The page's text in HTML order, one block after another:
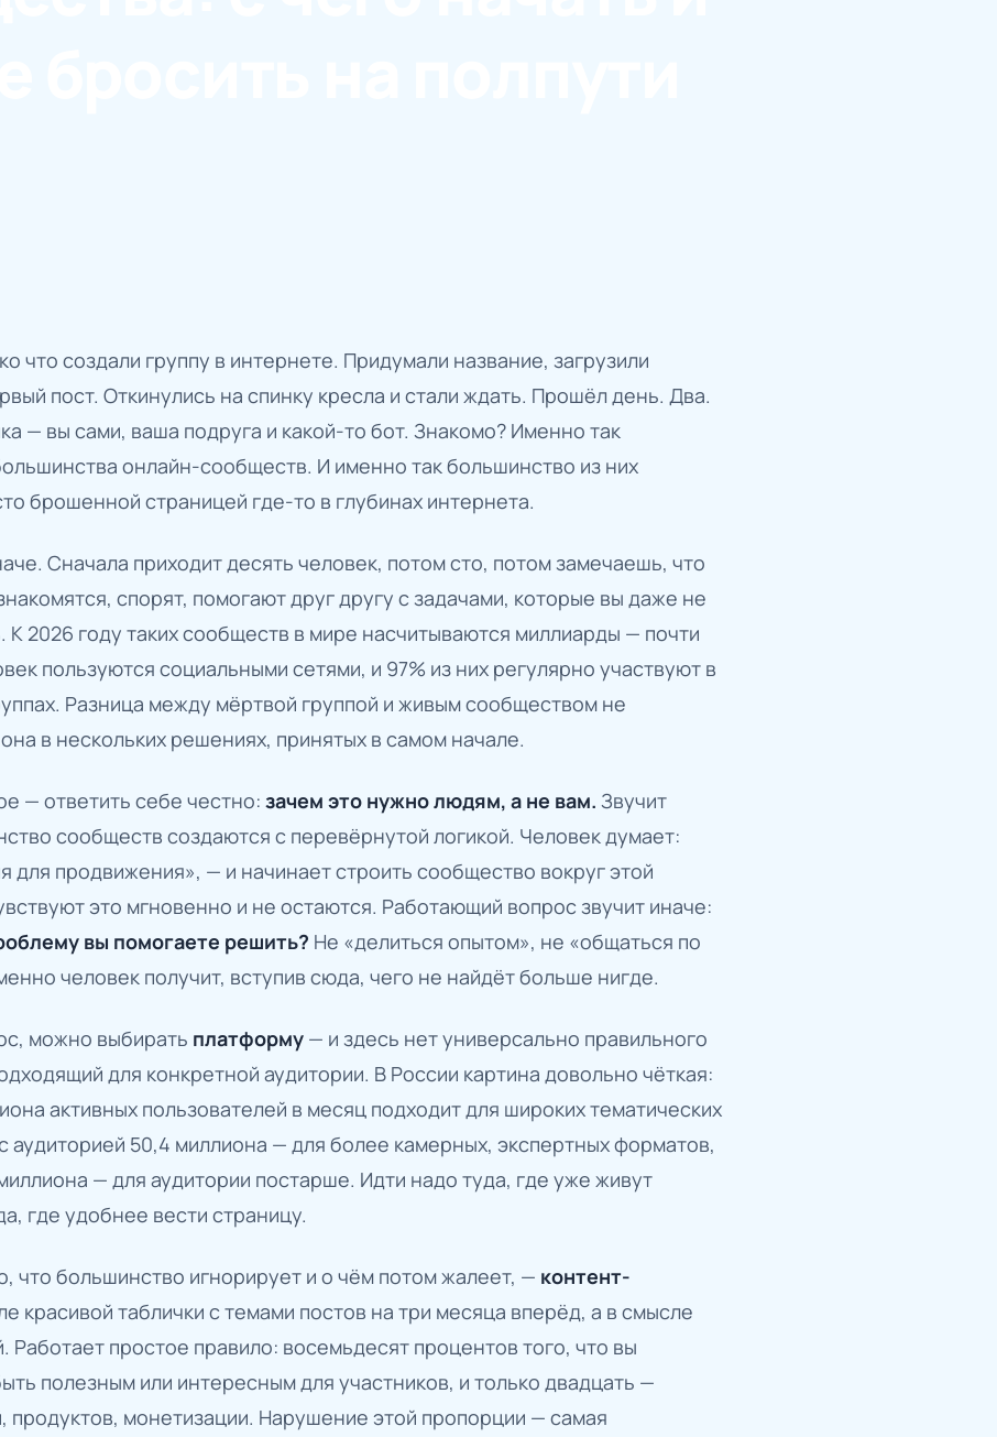
что создали группу в интернете. Придумали название, загрузили
пост. Откинулись на спинку кресла и стали ждать. Прошёл день. Два.
— вы сами, ваша подруга и какой-то бот. Знакомо? Именно так
онлайн-сообществ. И именно так большинство из них
брошенной страницей где-то в глубинах интернета.
Сначала приходит десять человек, потом сто, потом замечаешь, что
спорят, помогают друг другу с задачами, которые вы даже не
К 2026 году таких сообществ в мире насчитываются миллиарды — почти
пользуются социальными сетями, и 97% из них регулярно участвуют в
Разница между мёртвой группой и живым сообществом не
в нескольких решениях, принятых в самом начале.
— ответить себе честно: зачем это нужно людям, а не вам. Звучит
сообществ создаются с перевёрнутой логикой. Человек думает:
для продвижения», — и начинает строить сообщество вокруг этой
это мгновенно и не остаются. Работающий вопрос звучит иначе:
вы помогаете решить? Не «делиться опытом», не «общаться по
человек получит, вступив сюда, чего не найдёт больше нигде.
можно выбирать платформу — и здесь нет универсально правильного
для конкретной аудитории. В России картина довольно чёткая:
активных пользователей в месяц подходит для широких тематических
аудиторией 50,4 миллиона — для более камерных, экспертных форматов,
— для аудитории постарше. Идти надо туда, где уже живут
где удобнее вести страницу.
что большинство игнорирует и о чём потом жалеет, — контент-
красивой таблички с темами постов на три месяца вперёд, а в смысле
Работает простое правило: восемьдесят процентов того, что вы
полезным или интересным для участников, и только двадцать —
продуктов, монетизации. Нарушение этой пропорции — самая